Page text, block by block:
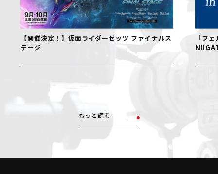
【開催決定！】仮面ライダーゼッツ ファイナルス
テージ
『フェ
もっと読む